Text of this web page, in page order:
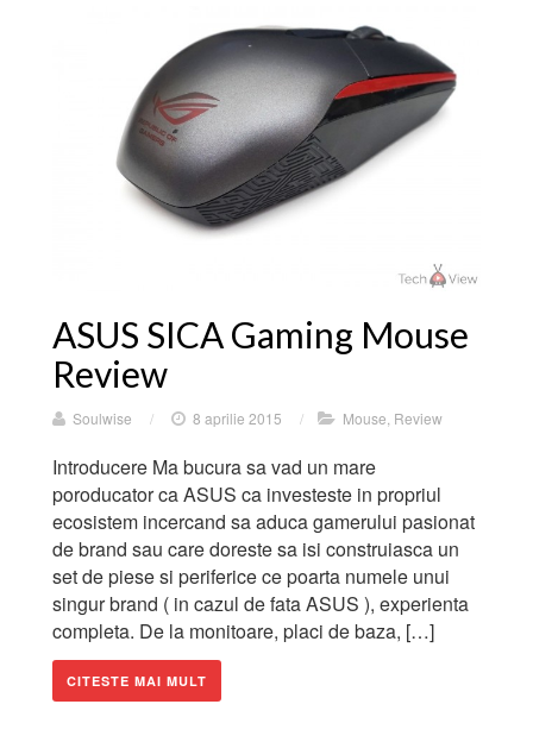
ASUS SICA Gaming Mouse
Review
Soulwise / 8 aprilie 2015 / Mouse Review
Introducere Ma bucura sa vad un mare
poroducator ca ASUS ca investeste in propriul
ecosistem incercand sa aduca gamerului pasionat
de brand sau care doreste sa isi construiasca un
set de piese si periferice ce poarta numele unui
singur brand ( in cazul de fata ASUS ), experienta
completa. De la monitoare, placi de baza, […]
CITESTE MAI MULT